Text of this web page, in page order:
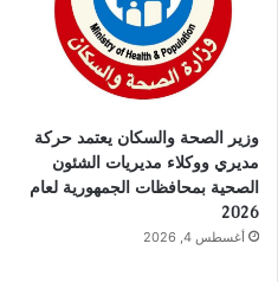
وزير الصحة والسكان يعتمد حركة
مديري ووكلاء مديريات الشئون
الصحية بمحافظات الجمهورية لعام
2026
أغسطس 4, 2026